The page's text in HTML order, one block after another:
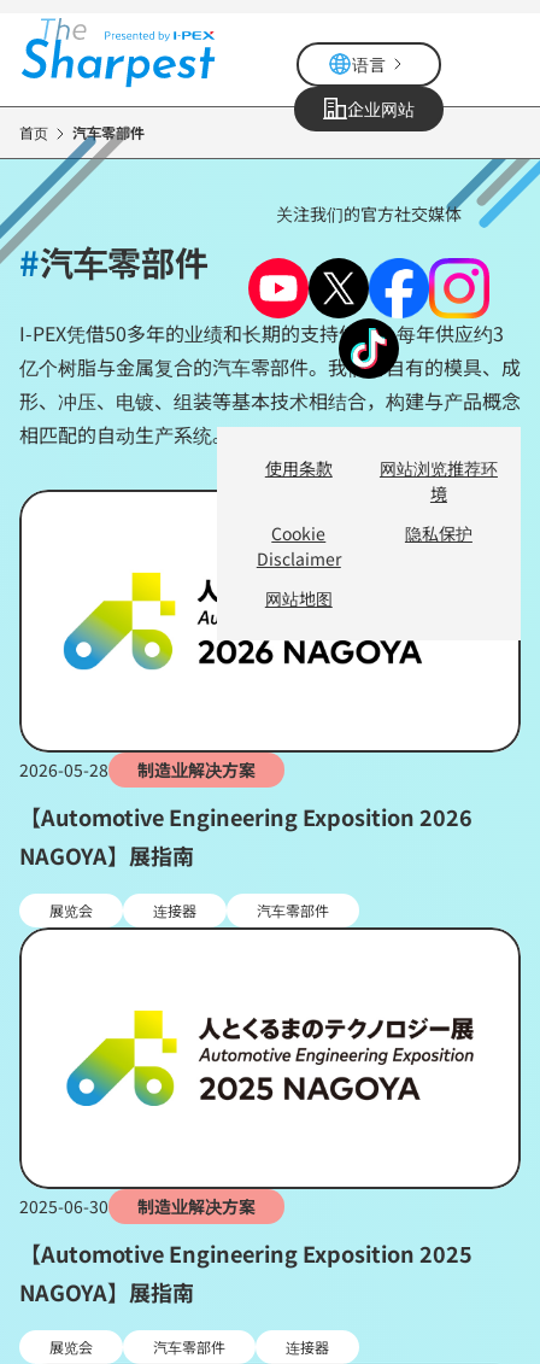
主
内
语言
企业网站
关注我们的官方社交媒体
使用条款
网站浏览推荐环
境
Cookie
Disclaimer
隐私保护
网站地图
首页 汽车零部件
#汽车零部件
I-PEX凭借50多年的业绩和长期的支持体系，每年供应约3
亿个树脂与金属复合的汽车零部件。我们将自有的模具、成
形、冲压、电镀、组装等基本技术相结合，构建与产品概念
相匹配的自动生产系统。
2026-05-28 制造业解决方案
【Automotive Engineering Exposition 2026
NAGOYA】展指南
展览会 连接器 汽车零部件
2025-06-30 制造业解决方案
【Automotive Engineering Exposition 2025
NAGOYA】展指南
展览会 汽车零部件 连接器